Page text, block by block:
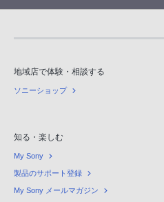
地域店で体験・相談する
ソニーショップ
知る・楽しむ
My Sony
製品のサポート登録
My Sony メールマガジン